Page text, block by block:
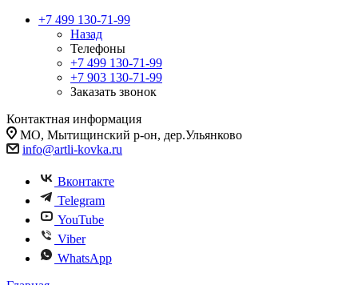
+7 499 130-71-99
Назад
Телефоны
+7 499 130-71-99
+7 903 130-71-99
Заказать звонок
Контактная информация
МО, Мытищинский р-он, дер.Ульянково
info@artli-kovka.ru
Вконтакте
Telegram
YouTube
Viber
WhatsApp